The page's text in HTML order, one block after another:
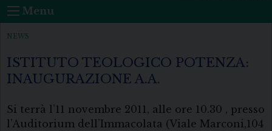
Menu
NEWS
ISTITUTO TEOLOGICO POTENZA:
INAUGURAZIONE A.A.
Si terrà l’11 novembre 2011, alle ore 10.30 , presso
l’Auditorium dell’Immacolata (Viale Marconi,104